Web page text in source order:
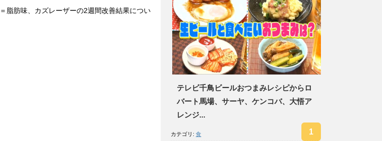
脂肪味、カズレーザーの2週間改善結果につい
テレビ千鳥ビールおつまみレシピからロ
バート馬場、サーヤ、ケンコバ、大悟ア
レンジ...
カテゴリ: 食